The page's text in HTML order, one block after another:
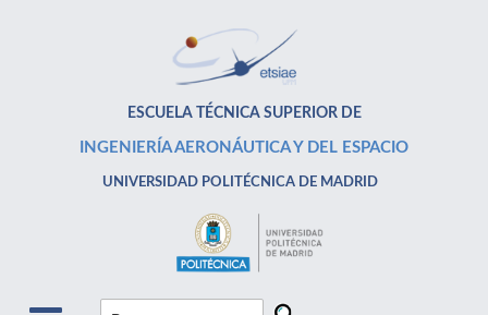
ESCUELA TÉCNICA SUPERIOR DE
INGENIERÍA AERONÁUTICA Y DEL ESPACIO
UNIVERSIDAD POLITÉCNICA DE MADRID